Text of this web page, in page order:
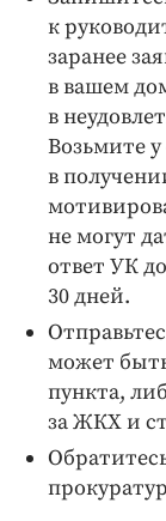
к
заранее
в вашем
в
Возьмите
в
не могут
ответ УК
30 дней.
может
пункта,
за ЖКХ и